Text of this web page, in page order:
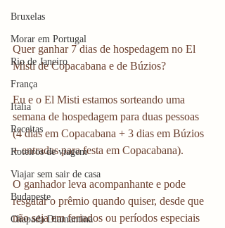
Bruxelas
Morar em Portugal
Rio de Janeiro
França
Itália
Receitas
Roteiros de viagem
Viajar sem sair de casa
Budapeste
Chapada Diamantina
Quer ganhar 7 dias de hospedagem no El
Misti de Copacabana e de Búzios?
Eu e o El Misti estamos sorteando uma
semana de hospedagem para duas pessoas
(4 dias em Copacabana + 3 dias em Búzios
+ entradas para festa em Copacabana).
O ganhador leva acompanhante e pode
resgatar o prêmio quando quiser, desde que
não seja em feriados ou períodos especiais